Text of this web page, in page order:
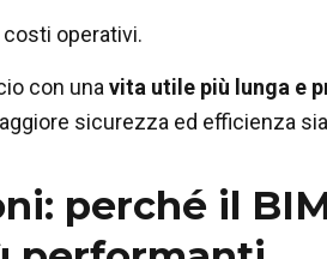
operativi.
con unavita utile più lunga e
sicurezza ed efficienza
perché il